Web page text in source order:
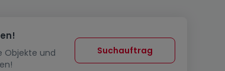
Objekte und
Suchauftrag